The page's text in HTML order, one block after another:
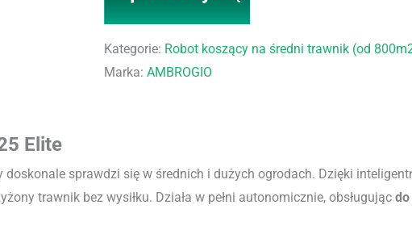
Kategorie: Robot koszący na średni trawnik (od
Marka: AMBROGIO
Elite
doskonale sprawdzi się w średnich i dużych ogrodach. Dzięki
trawnik bez wysiłku. Działa w pełni autonomicznie, obsługując